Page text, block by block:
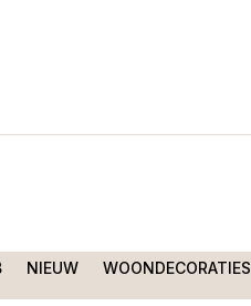
NIEUW WOONDECORATIES